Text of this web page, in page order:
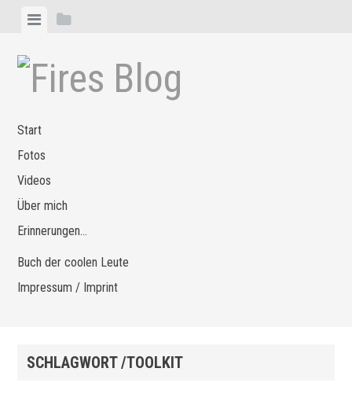
Zum
springen
MenüSeitenleiste
Start
Fotos
Videos
Über mich
Erinnerungen…
Buch der coolen Leute
Impressum / Imprint
SCHLAGWORT /TOOLKIT